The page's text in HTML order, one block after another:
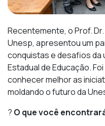
Recentemente, o Prof.
Unesp, apresentou um
conquistas e desafios da
Estadual de Educação.
conhecer melhor as
moldando o futuro da
? O que você